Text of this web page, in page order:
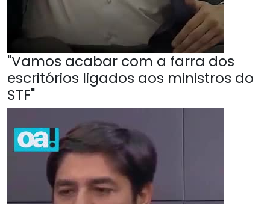
"Vamos acabar com a farra dos
escritórios ligados aos ministros do
STF"